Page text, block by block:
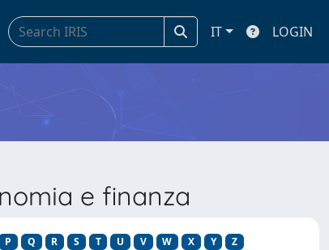
IT LOGIN
e finanza
P Q R S T U V W X Y Z